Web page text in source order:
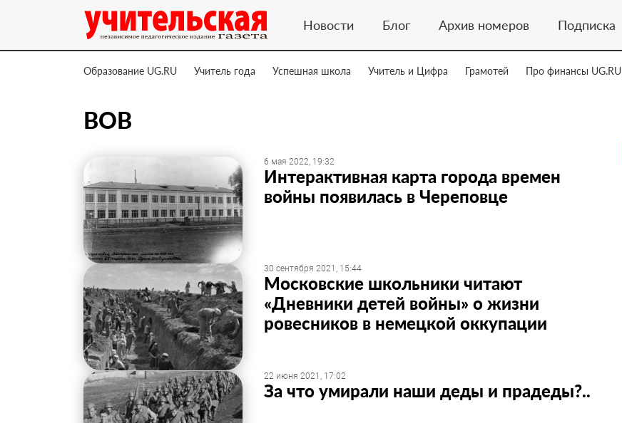
Новости Блог Архив номеров Подписка
Образование UG.RU Учитель года Успешная школа Учитель и Цифра Грамотей Про финансы UG.RU
ВОВ
6 мая 2022, 19:32
Интерактивная карта города времен
войны появилась в Череповце
30 сентября 2021, 15:44
Московские школьники читают
«Дневники детей войны» о жизни
ровесников в немецкой оккупации
22 июня 2021, 17:02
За что умирали наши деды и прадеды?..